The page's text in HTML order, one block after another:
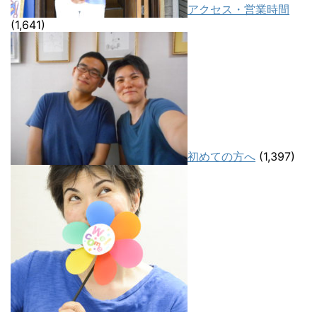
アクセス・営業時間
(1,641)
初めての方へ (1,397)